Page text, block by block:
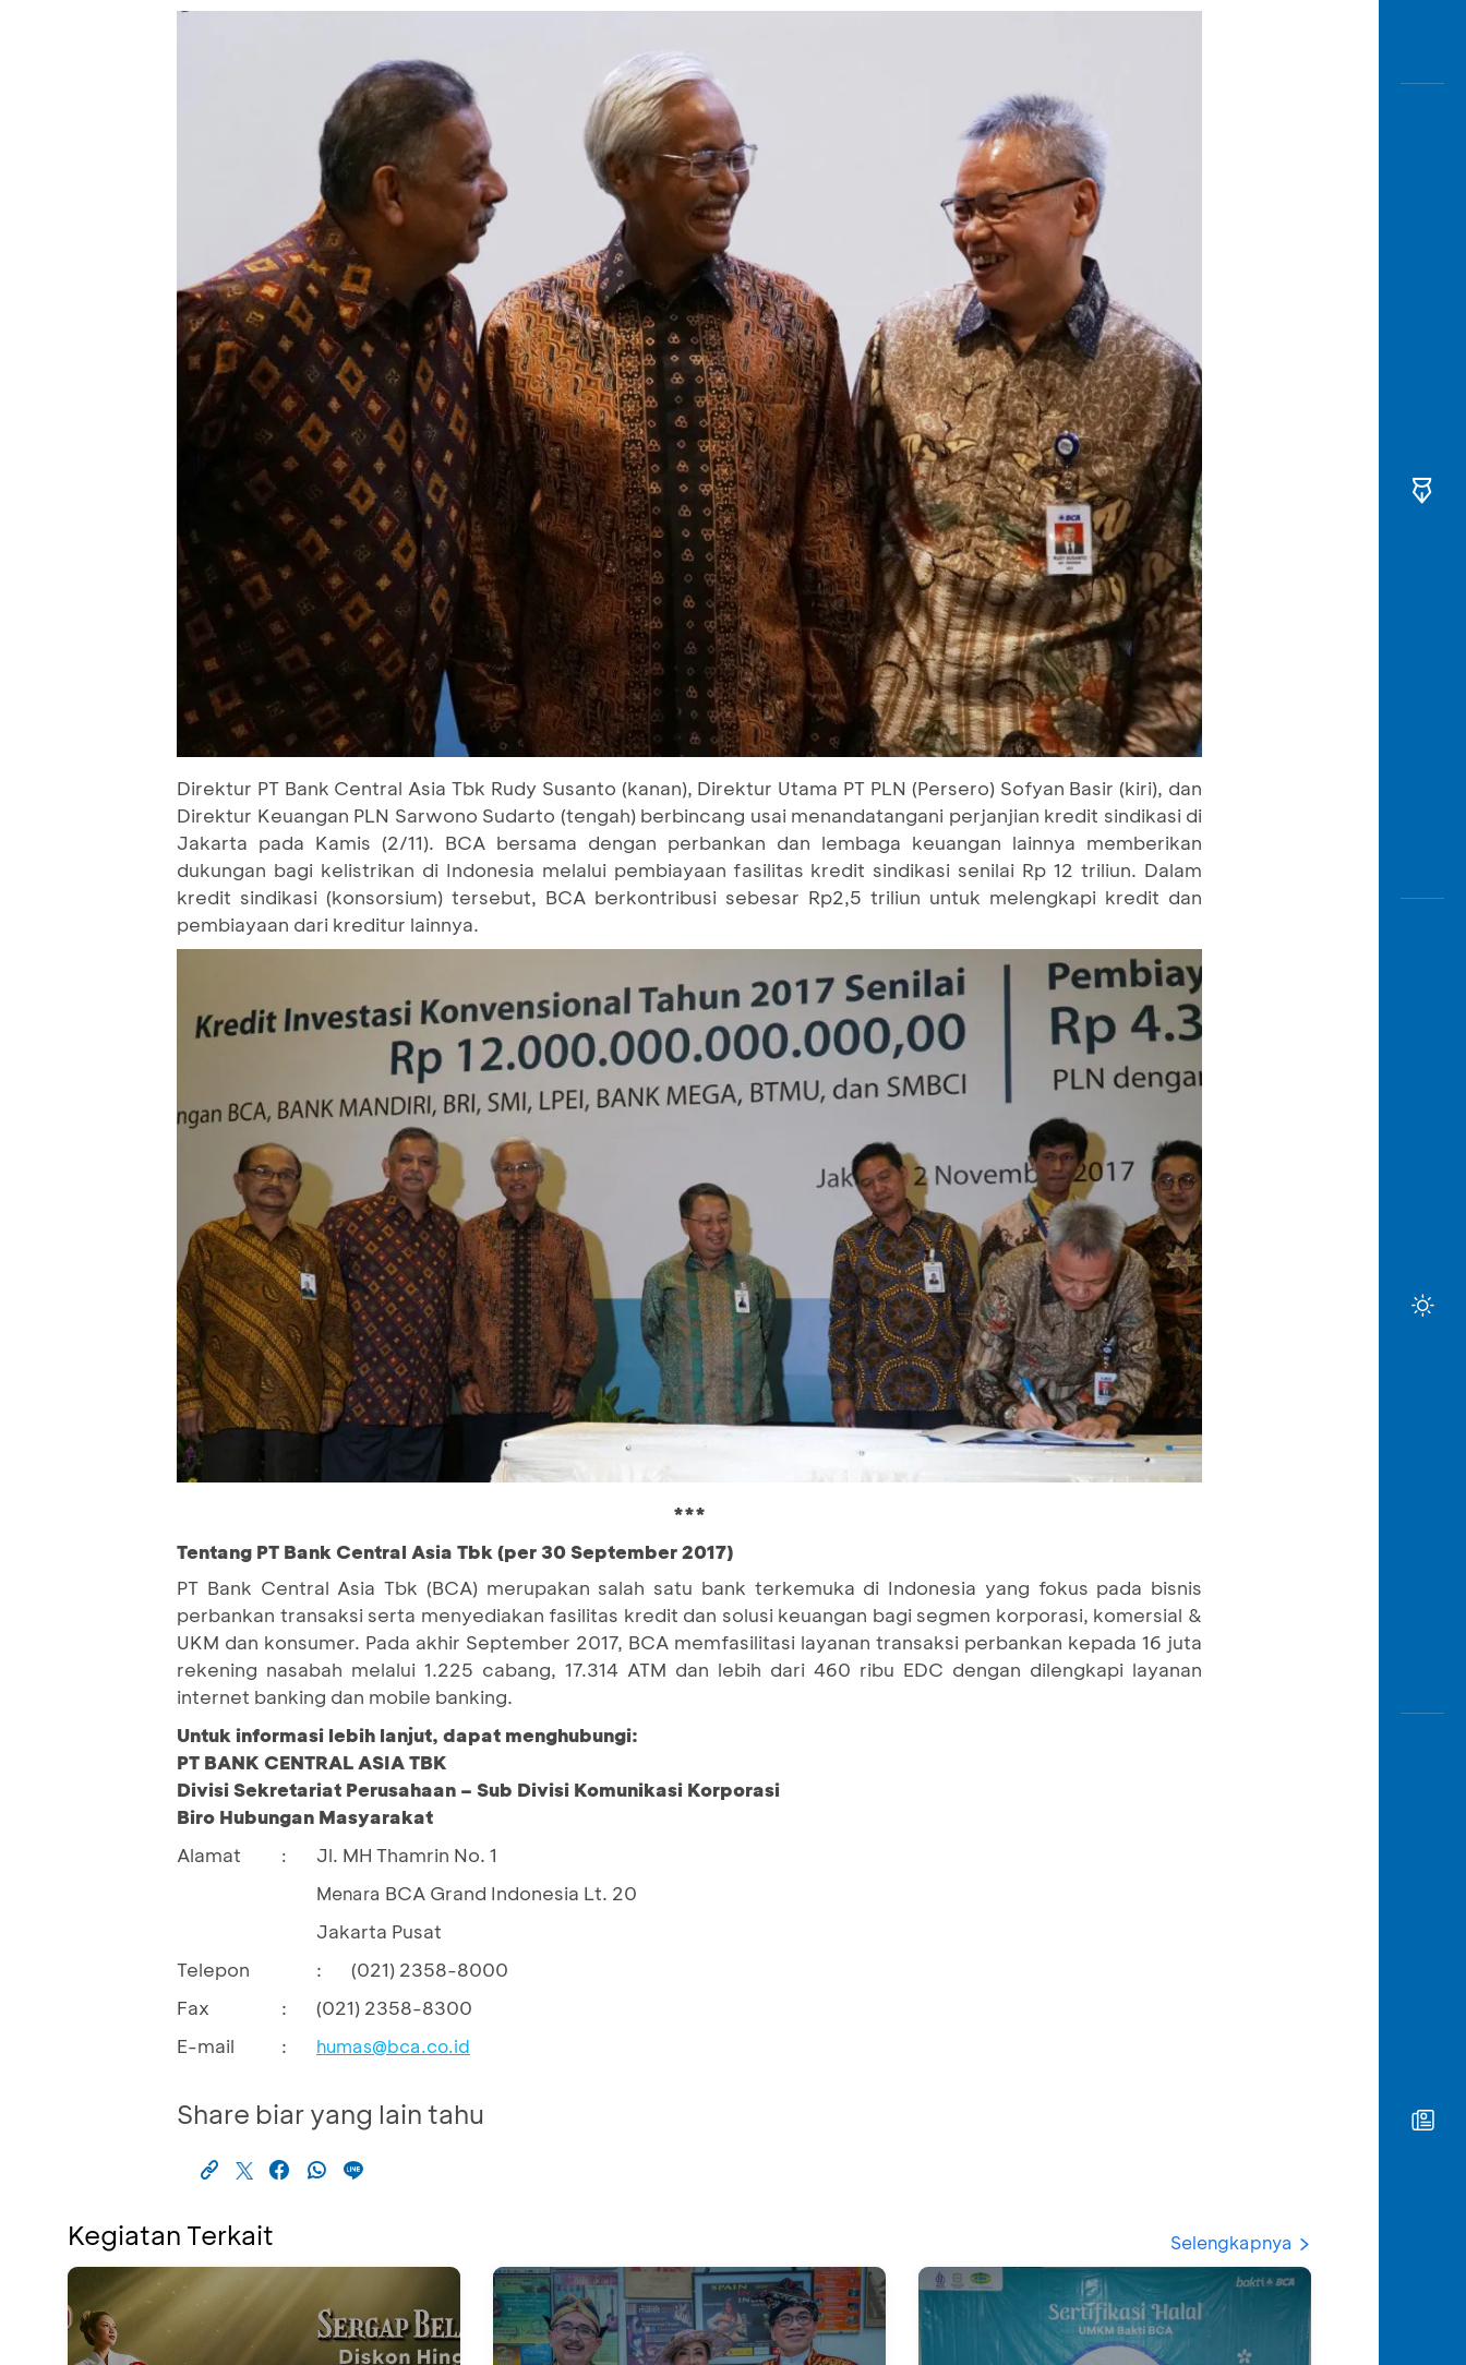
Direktur PT Bank Central Asia Tbk Rudy Susanto (kanan), Direktur Utama PT PLN (Persero) Sofyan Basir (kiri), dan
Direktur Keuangan PLN Sarwono Sudarto (tengah) berbincang usai menandatangani perjanjian kredit sindikasi di
Jakarta pada Kamis (2/11). BCA bersama dengan perbankan dan lembaga keuangan lainnya memberikan
dukungan bagi kelistrikan di Indonesia melalui pembiayaan fasilitas kredit sindikasi senilai Rp 12 triliun. Dalam
kredit sindikasi (konsorsium) tersebut, BCA berkontribusi sebesar Rp2,5 triliun untuk melengkapi kredit dan
pembiayaan dari kreditur lainnya.
***
Tentang PT Bank Central Asia Tbk (per 30 September 2017)
PT Bank Central Asia Tbk (BCA) merupakan salah satu bank terkemuka di Indonesia yang fokus pada bisnis
perbankan transaksi serta menyediakan fasilitas kredit dan solusi keuangan bagi segmen korporasi, komersial &
UKM dan konsumer. Pada akhir September 2017, BCA memfasilitasi layanan transaksi perbankan kepada 16 juta
rekening nasabah melalui 1.225 cabang, 17.314 ATM dan lebih dari 460 ribu EDC dengan dilengkapi layanan
internet banking dan mobile banking.
Untuk informasi lebih lanjut, dapat menghubungi:
PT BANK CENTRAL ASIA TBK
Divisi Sekretariat Perusahaan – Sub Divisi Komunikasi Korporasi
Biro Hubungan Masyarakat
Alamat
: Jl. MH Thamrin No. 1
Menara BCA Grand Indonesia Lt. 20
Jakarta Pusat
Telepon
:
(021) 2358-8000
Fax
:
(021) 2358-8300
E-mail
: humas@bca.co.id
Share biar yang lain tahu
Kegiatan Terkait Selengkapnya